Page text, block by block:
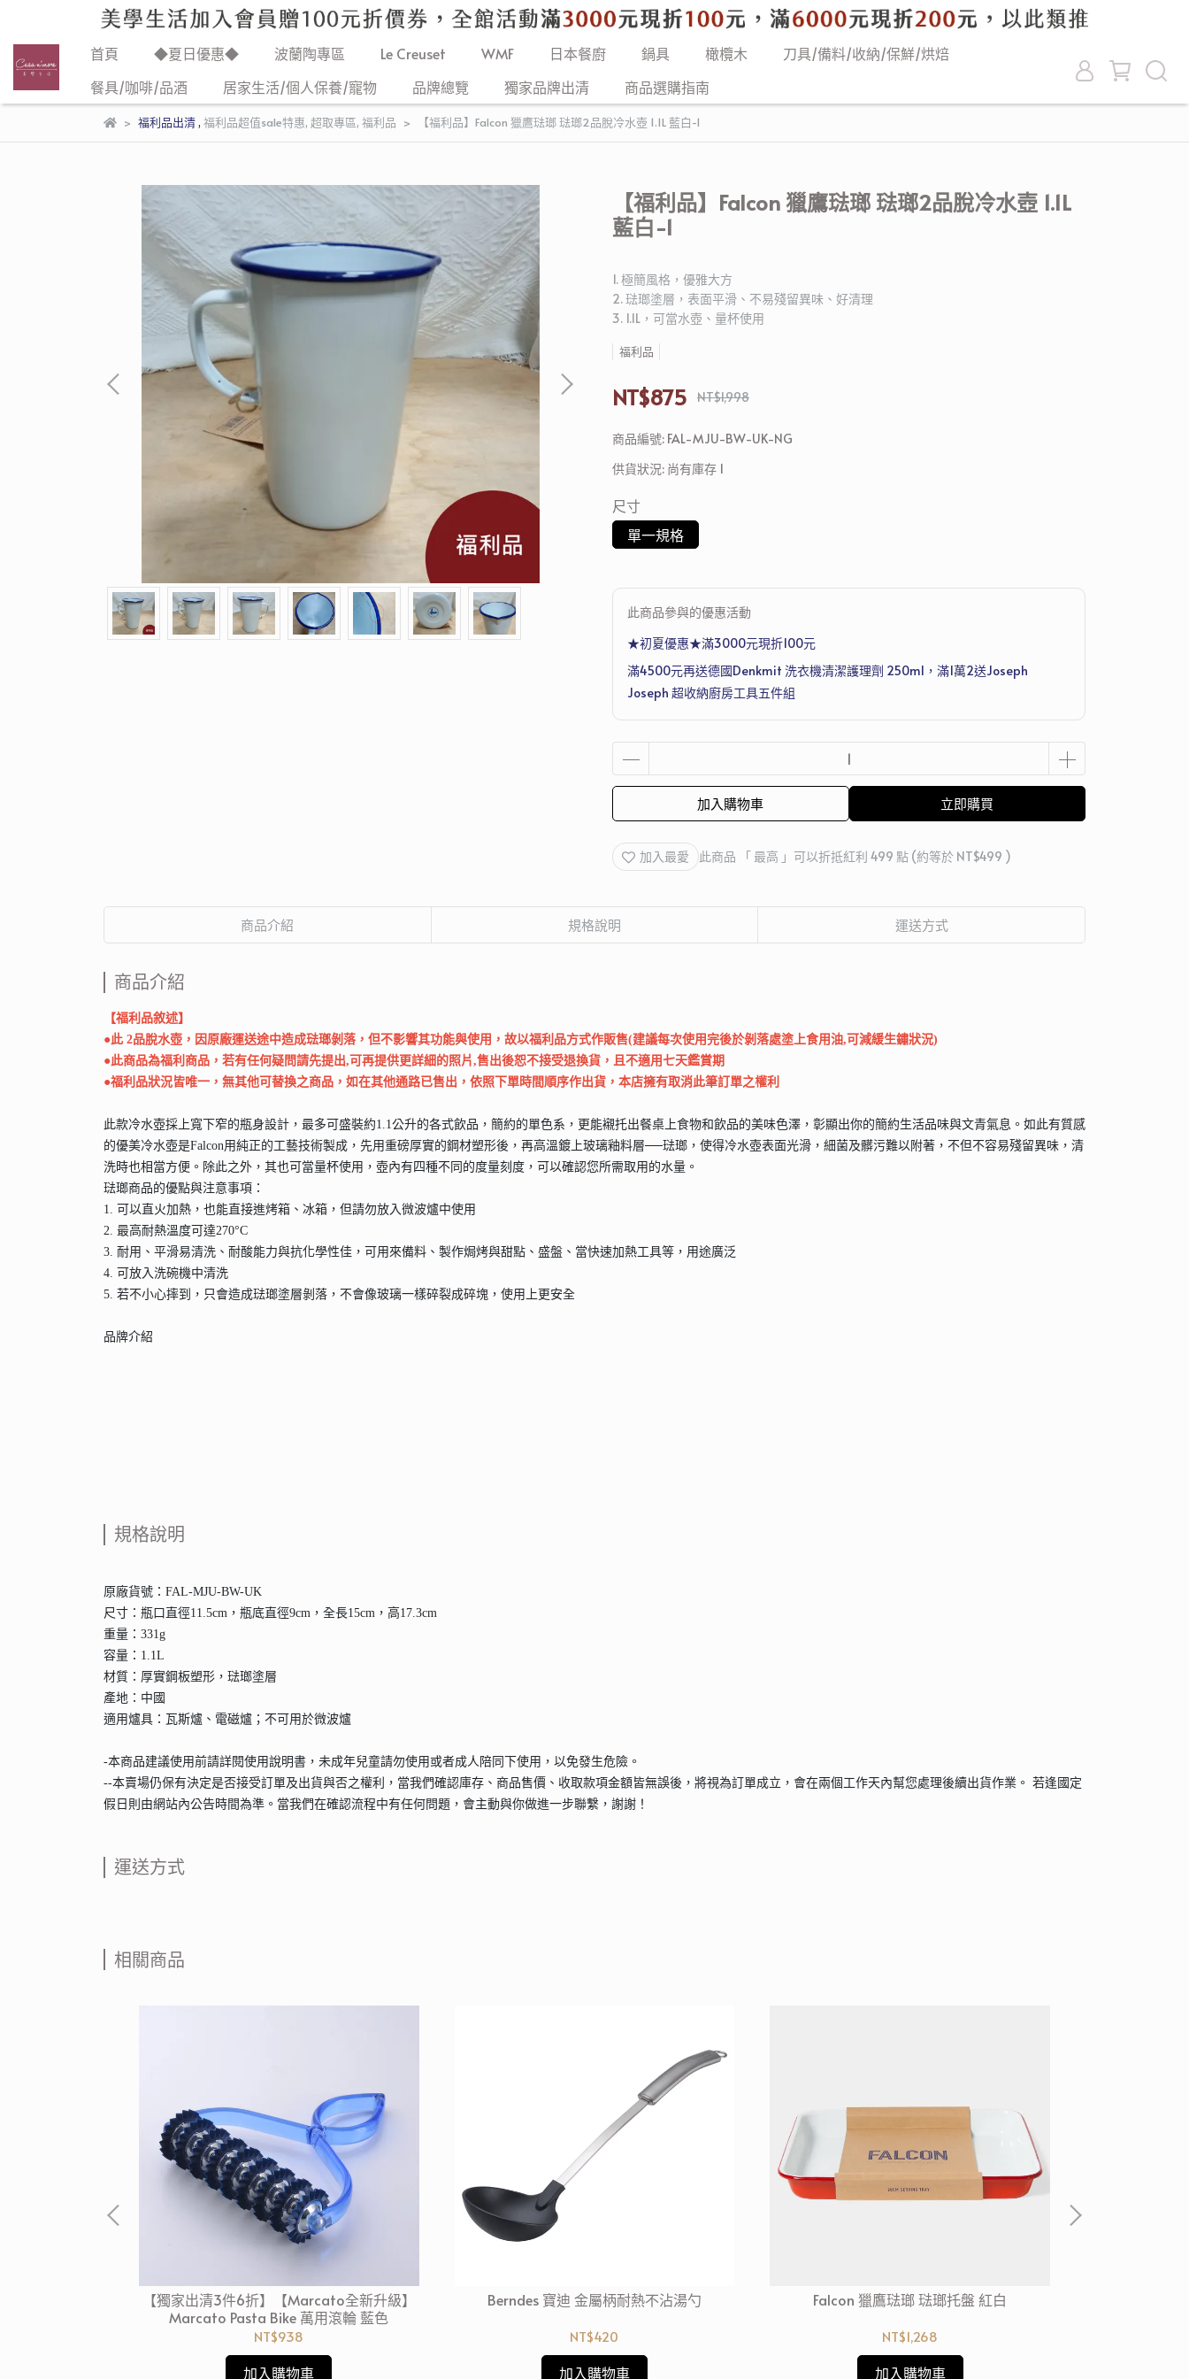
首頁 ◆夏日優惠◆ 波蘭陶專區 Le Creuset WMF 日本餐廚 鍋具 橄欖木
刀具/備料/收納/保鮮/烘焙
餐具/咖啡/品酒
居家生活/個人保養/寵物 品牌總覽 獨家品牌出清 商品選購指南
福利品出清, 福利品超值sale特惠, 超取專區, 福利品 【福利品】Falcon 獵鷹琺瑯 琺瑯2品脫冷水壺 1.1L 藍白-1
【福利品】Falcon 獵鷹琺瑯 琺瑯2品脫冷水壺 1.1L
藍白-1
1. 極簡風格，優雅大方
2. 琺瑯塗層，表面平滑、不易殘留異味、好清理
3. 1.1L，可當水壺、量杯使用
福利品
NT$875 NT$1,998
商品編號: FAL-MJU-BW-UK-NG
供貨狀況: 尚有庫存 1
尺寸
單一規格
此商品參與的優惠活動
★初夏優惠★滿3000元現折100元
滿4500元再送德國Denkmit 洗衣機清潔護理劑 250ml，滿1萬2送Joseph
Joseph 超收納廚房工具五件組
加入購物車 立即購買
加入最愛 此商品 「 最高 」可以折抵紅利 499 點 (約等於 NT$499 )
商品介紹 規格說明 運送方式
商品介紹
【福利品敘述】
●此 2品脫水壺，因原廠運送途中造成琺瑯剝落，但不影響其功能與使用，故以福利品方式作販售(建議每次使用完後於剝落處塗上食用油,可減緩生鏽狀況)
●此商品為福利商品，若有任何疑問請先提出,可再提供更詳細的照片,售出後恕不接受退換貨，且不適用七天鑑賞期
●福利品狀況皆唯一，無其他可替換之商品，如在其他通路已售出，依照下單時間順序作出貨，本店擁有取消此筆訂單之權利
此款冷水壺採上寬下窄的瓶身設計，最多可盛裝約1.1公升的各式飲品，簡約的單色系，更能襯托出餐桌上食物和飲品的美味色澤，彰顯出你的簡約生活品味與文青氣息。如此有質感
的優美冷水壺是Falcon用純正的工藝技術製成，先用重磅厚實的鋼材塑形後，再高溫鍍上玻璃釉料層──琺瑯，使得冷水壺表面光滑，細菌及髒污難以附著，不但不容易殘留異味，清
洗時也相當方便。除此之外，其也可當量杯使用，壺內有四種不同的度量刻度，可以確認您所需取用的水量。
琺瑯商品的優點與注意事項：
1. 可以直火加熱，也能直接進烤箱、冰箱，但請勿放入微波爐中使用
2. 最高耐熱溫度可達270°C
3. 耐用、平滑易清洗、耐酸能力與抗化學性佳，可用來備料、製作焗烤與甜點、盛盤、當快速加熱工具等，用途廣泛
4. 可放入洗碗機中清洗
5. 若不小心摔到，只會造成琺瑯塗層剝落，不會像玻璃一樣碎裂成碎塊，使用上更安全
品牌介紹
規格說明
原廠貨號：FAL-MJU-BW-UK
尺寸：瓶口直徑11.5cm，瓶底直徑9cm，全長15cm，高17.3cm
重量：331g
容量：1.1L
材質：厚實鋼板塑形，琺瑯塗層
產地：中國
適用爐具：瓦斯爐、電磁爐；不可用於微波爐
-本商品建議使用前請詳閱使用說明書，未成年兒童請勿使用或者成人陪同下使用，以免發生危險。
--本賣場仍保有決定是否接受訂單及出貨與否之權利，當我們確認庫存、商品售價、收取款項金額皆無誤後，將視為訂單成立，會在兩個工作天內幫您處理後續出貨作業。 若逢國定
假日則由網站內公告時間為準。當我們在確認流程中有任何問題，會主動與你做進一步聯繫，謝謝！
運送方式
相關商品
【獨家出清3件6折】【Marcato全新升級】
Marcato Pasta Bike 萬用滾輪 藍色
NT$938
加入購物車
Berndes 寶迪 金屬柄耐熱不沾湯勺
NT$420
加入購物車
Falcon 獵鷹琺瑯 琺瑯托盤 紅白
NT$1,268
加入購物車